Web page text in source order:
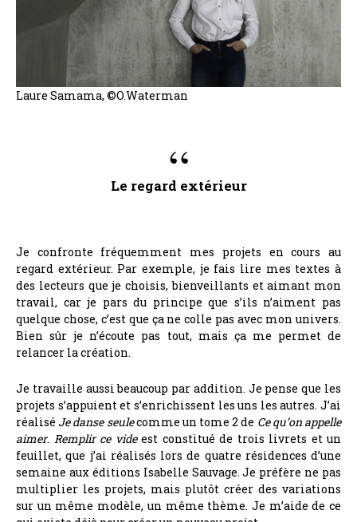
Laure Samama, ©O.Waterman
Le regard extérieur
Je confronte fréquemment mes projets en cours au
regard extérieur. Par exemple, je fais lire mes textes à
des lecteurs que je choisis, bienveillants et aimant mon
travail, car je pars du principe que s’ils n’aiment pas
quelque chose, c’est que ça ne colle pas avec mon univers.
Bien sûr je n’écoute pas tout, mais ça me permet de
relancer la création.
Je travaille aussi beaucoup par addition. Je pense que les
projets s’appuient et s’enrichissent les uns les autres. J’ai
réalisé Je danse seulecomme un tome 2 de Ce qu’on appelle
aimer. Remplir ce videest constitué de trois livrets et un
feuillet, que j’ai réalisés lors de quatre résidences d’une
semaine aux éditions Isabelle Sauvage. Je préfère ne pas
multiplier les projets, mais plutôt créer des variations
sur un même modèle, un même thème. Je m’aide de ce